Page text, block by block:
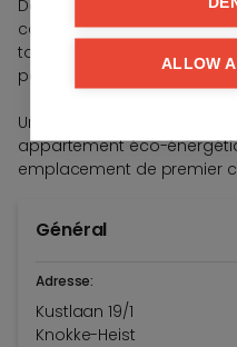
De plus, il y a une cave
commun. Grâce à la
toute l'année d'un climat
pour le chauffage que pour
Une propriété idéale pour
appartement éco-
emplacement de premier
Général
Adresse:
Kustlaan 19/1
Knokke-Heist
ALLOW